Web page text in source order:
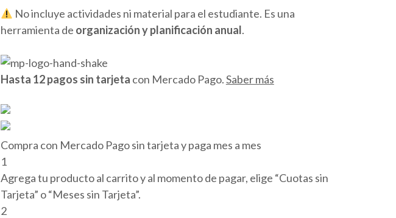
No incluye actividades ni material para el estudiante. Es una
herramienta de organización y planificación anual.
Hasta 12 pagos sin tarjeta con Mercado Pago.Saber más
Compra con Mercado Pago sin tarjeta y paga mes a mes
1
Agrega tu producto al carrito y al momento de pagar, elige “Cuotas sin
Tarjeta” o “Meses sin Tarjeta”.
2